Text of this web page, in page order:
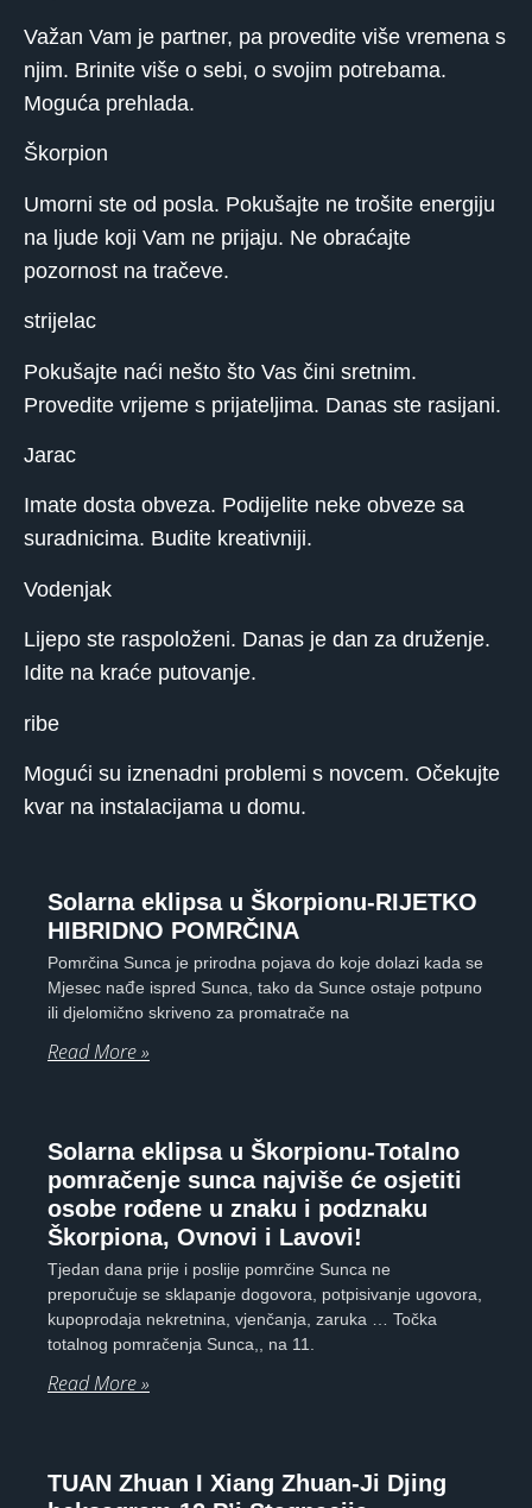
Važan Vam je partner, pa provedite više vremena s
njim. Brinite više o sebi, o svojim potrebama.
Moguća prehlada.
Škorpion
Umorni ste od posla. Pokušajte ne trošite energiju
na ljude koji Vam ne prijaju. Ne obraćajte
pozornost na tračeve.
strijelac
Pokušajte naći nešto što Vas čini sretnim.
Provedite vrijeme s prijateljima. Danas ste rasijani.
Jarac
Imate dosta obveza. Podijelite neke obveze sa
suradnicima. Budite kreativniji.
Vodenjak
Lijepo ste raspoloženi. Danas je dan za druženje.
Idite na kraće putovanje.
ribe
Mogući su iznenadni problemi s novcem. Očekujte
kvar na instalacijama u domu.
Solarna eklipsa u Škorpionu-RIJETKO
HIBRIDNO POMRČINA
Pomrčina Sunca je prirodna pojava do koje dolazi kada se
Mjesec nađe ispred Sunca, tako da Sunce ostaje potpuno
ili djelomično skriveno za promatrače na
Read More »
Solarna eklipsa u Škorpionu-Totalno
pomračenje sunca najviše će osjetiti
osobe rođene u znaku i podznaku
Škorpiona, Ovnovi i Lavovi!
Tjedan dana prije i poslije pomrčine Sunca ne
preporučuje se sklapanje dogovora, potpisivanje ugovora,
kupoprodaja nekretnina, vjenčanja, zaruka … Točka
totalnog pomračenja Sunca,, na 11.
Read More »
TUAN Zhuan I Xiang Zhuan-Ji Djing